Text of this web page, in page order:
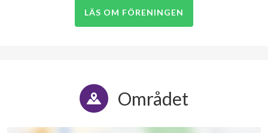
LÄS OM FÖRENINGEN
Området